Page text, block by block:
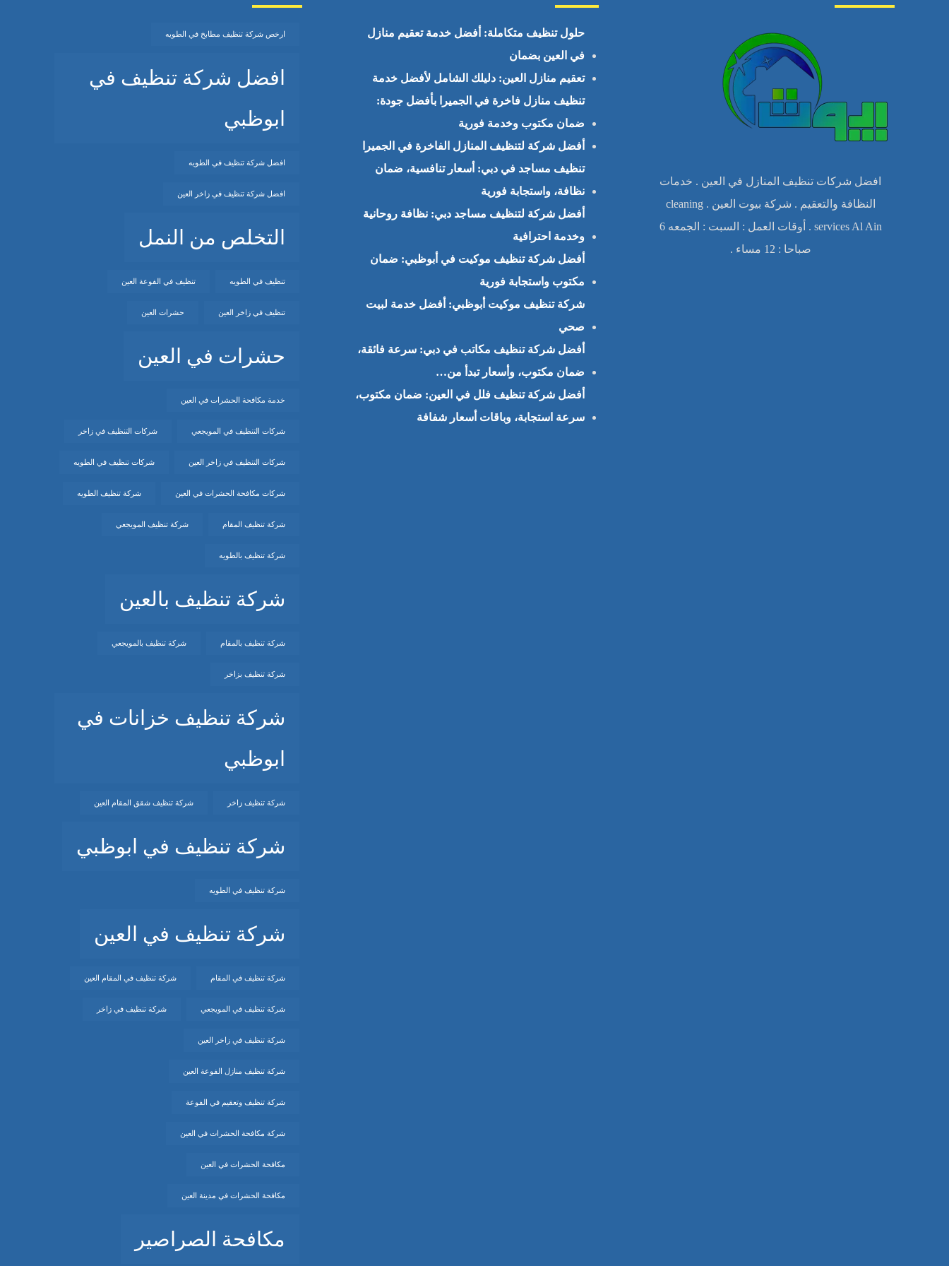
افضل شركات تنظيف المنازل في العين . خدمات
النظافة والتعقيم . شركة بيوت العين . cleaning
services Al Ain . أوقات العمل : السبت : الجمعه 6
صباحا : 12 مساء .
حلول تنظيف متكاملة: أفضل خدمة تعقيم منازل
في العين بضمان
تعقيم منازل العين: دليلك الشامل لأفضل خدمة
تنظيف منازل فاخرة في الجميرا بأفضل جودة:
ضمان مكتوب وخدمة فورية
أفضل شركة لتنظيف المنازل الفاخرة في الجميرا
تنظيف مساجد في دبي: أسعار تنافسية، ضمان
نظافة، واستجابة فورية
أفضل شركة لتنظيف مساجد دبي: نظافة روحانية
وخدمة احترافية
أفضل شركة تنظيف موكيت في أبوظبي: ضمان
مكتوب واستجابة فورية
شركة تنظيف موكيت أبوظبي: أفضل خدمة لبيت
صحي
أفضل شركة تنظيف مكاتب في دبي: سرعة فائقة،
ضمان مكتوب، وأسعار تبدأ من…
أفضل شركة تنظيف فلل في العين: ضمان مكتوب،
سرعة استجابة، وباقات أسعار شفافة
ارخص شركة تنظيف مطابخ في الطويه
افضل شركة تنظيف في
ابوظبي
افضل شركة تنظيف في الطويه
افضل شركة تنظيف في زاخر العين
التخلص من النمل
تنظيف في الطويه تنظيف في الفوعة العين
تنظيف في زاخر العين حشرات العين
حشرات في العين
خدمة مكافحة الحشرات في العين
شركات التنظيف في المويجعي شركات التنظيف في زاخر
شركات التنظيف في زاخر العين شركات تنظيف في الطويه
شركات مكافحة الحشرات في العين شركة تنظيف الطويه
شركة تنظيف المقام شركة تنظيف المويجعي
شركة تنظيف بالطويه
شركة تنظيف بالعين
شركة تنظيف بالمقام شركة تنظيف بالمويجعي
شركة تنظيف بزاخر
شركة تنظيف خزانات في
ابوظبي
شركة تنظيف زاخر شركة تنظيف شقق المقام العين
شركة تنظيف في ابوظبي
شركة تنظيف في الطويه
شركة تنظيف في العين
شركة تنظيف في المقام شركة تنظيف في المقام العين
شركة تنظيف في المويجعي شركة تنظيف في زاخر
شركة تنظيف في زاخر العين
شركة تنظيف منازل الفوعة العين
شركة تنظيف وتعقيم في الفوعة
شركة مكافحة الحشرات في العين
مكافحة الحشرات في العين
مكافحة الحشرات في مدينة العين
مكافحة الصراصير